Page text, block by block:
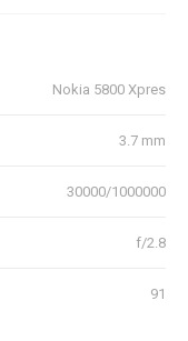
Nokia 5800 Xpres
3.7 mm
30000/1000000
f/2.8
91